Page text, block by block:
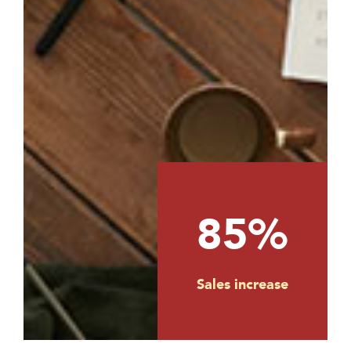
85%
Sales increase